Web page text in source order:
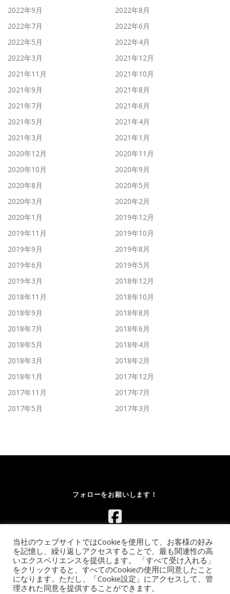
2022年9月
2022年8月
2022年7月
2022年6月
2022年5月
2022年4月
2022年3月
2021年12月
2021年11月
2021年10月
2021年9月
2021年8月
2021年7月
2021年6月
2021年5月
2021年4月
2021年3月
2021年1月
2020年12月
2020年11月
2020年10月
2020年9月
2020年8月
2020年5月
2020年3月
2020年2月
2020年1月
2019年12月
2019年11月
2019年10月
2019年9月
2019年8月
2019年6月
2019年5月
2019年3月
2018年12月
2018年11月
2018年10月
2018年9月
2018年8月
2018年7月
2018年6月
2018年5月
2018年4月
2018年3月
2018年2月
2018年1月
2017年12月
2017年11月
2017年7月
2017年5月
2017年3月
フォローをお願いします！
Copyright © 2026 レンタルボルダリングウォール.com｜イベント
当社のウェブサイトではCookieを使用して、お客様の好み
を記憶し、繰り返しアクセスすることで、最も関連性の高
いエクスペリエンスを提供します。 「すべて受け入れる」
をクリックすると、すべてのCookieの使用に同意したこと
になります。ただし、「Cookie設定」にアクセスして、管
理された同意を提供することができます。